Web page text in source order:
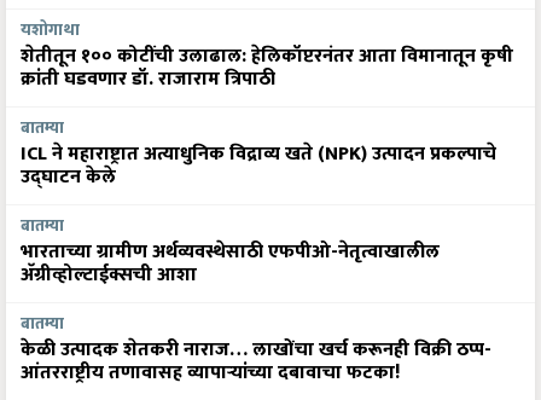
यशोगाथा
शेतीतून १०० कोटींची उलाढाल: हेलिकॉप्टरनंतर आता विमानातून कृषी
क्रांती घडवणार डॉ. राजाराम त्रिपाठी
बातम्या
ICL ने महाराष्ट्रात अत्याधुनिक विद्राव्य खते (NPK) उत्पादन प्रकल्पाचे
उद्घाटन केले
बातम्या
भारताच्या ग्रामीण अर्थव्यवस्थेसाठी एफपीओ-नेतृत्वाखालील
अ‍ॅग्रीव्होल्टाईक्सची आशा
बातम्या
केळी उत्पादक शेतकरी नाराज… लाखोंचा खर्च करूनही विक्री ठप्प-
आंतरराष्ट्रीय तणावासह व्यापाऱ्यांच्या दबावाचा फटका!